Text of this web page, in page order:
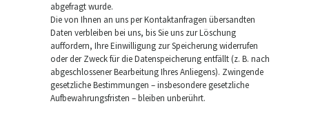
abgefragt wurde.
Die von Ihnen an uns per Kontaktanfragen übersandten
Daten verbleiben bei uns, bis Sie uns zur Löschung
auffordern, Ihre Einwilligung zur Speicherung widerrufen
oder der Zweck für die Datenspeicherung entfällt (z. B. nach
abgeschlossener Bearbeitung Ihres Anliegens). Zwingende
gesetzliche Bestimmungen – insbesondere gesetzliche
Aufbewahrungsfristen – bleiben unberührt.